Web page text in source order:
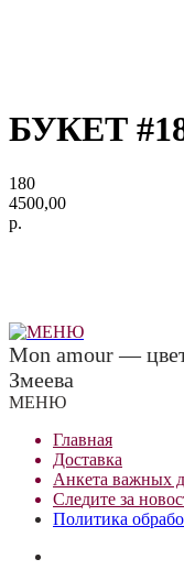
БУКЕТ
180
4500,00
р.
Mon amour —
Змеева
МЕНЮ
Главная
Доставка
Анкета важных
Следите за
Политика